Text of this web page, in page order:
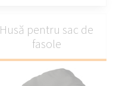
Husă pentru sac de
fasole